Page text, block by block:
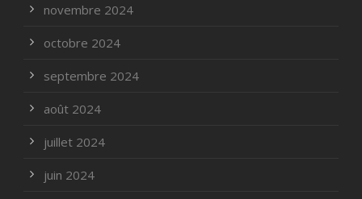
novembre 2024
octobre 2024
septembre 2024
août 2024
juillet 2024
juin 2024